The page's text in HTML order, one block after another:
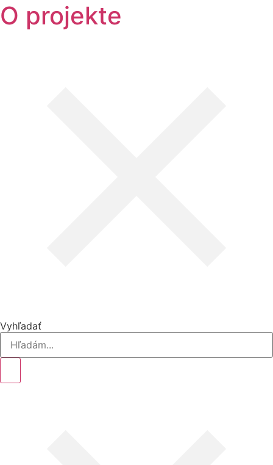
O projekte
Vyhľadať